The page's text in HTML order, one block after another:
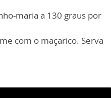
maria a 130 graus por
com o maçarico. Serva